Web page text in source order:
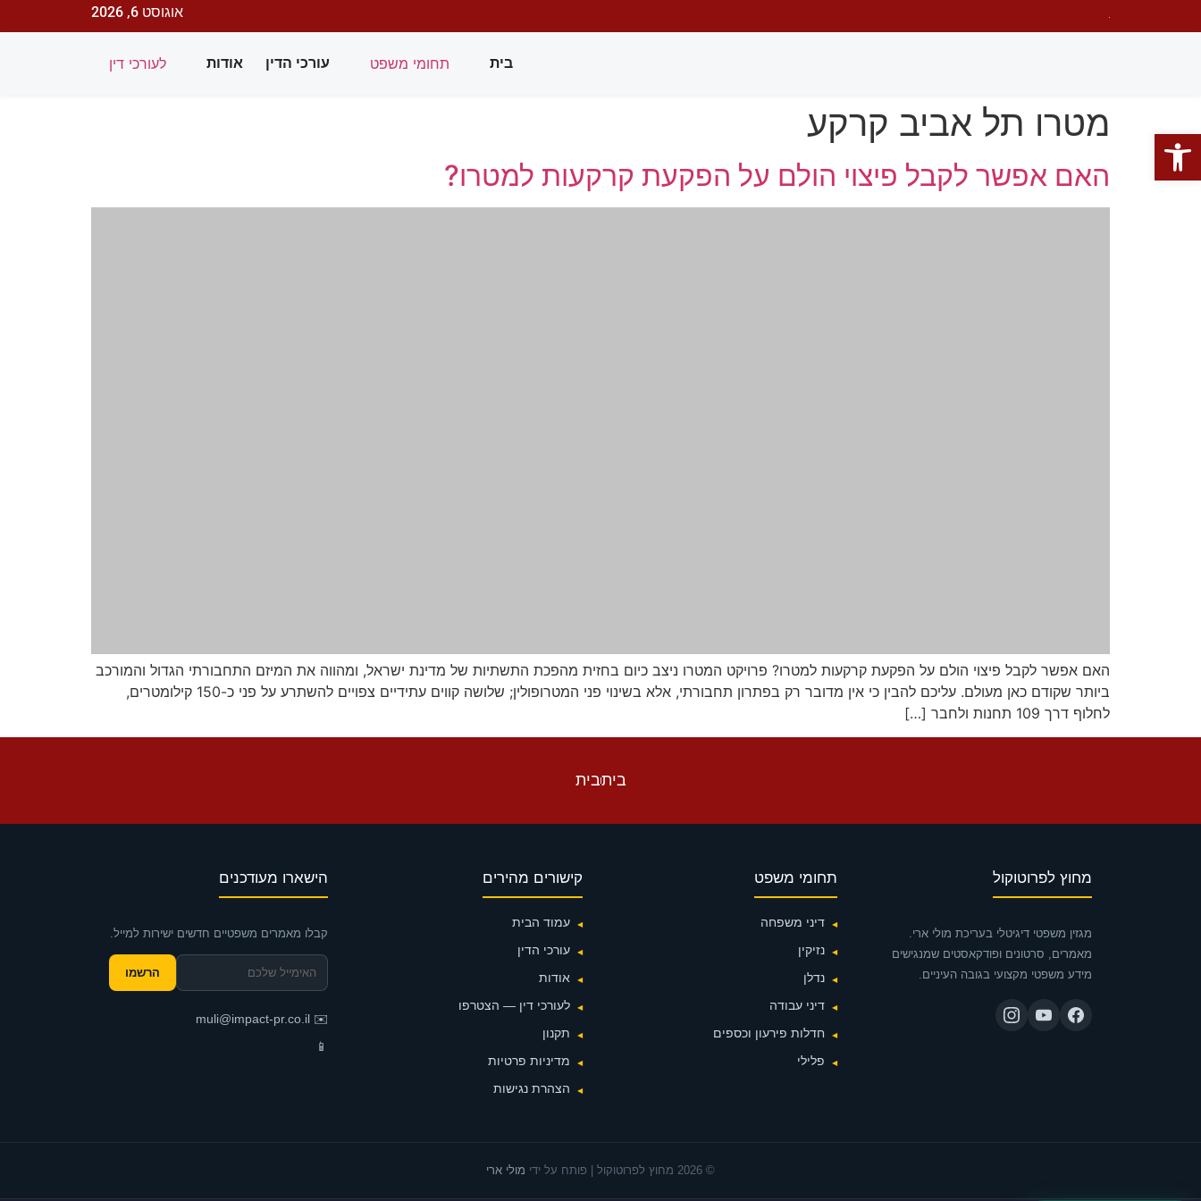
אוגוסט 6, 2026
בית תחומי משפט עורכי הדין אודות לעורכי דין
מטרו תל אביב קרקע
האם אפשר לקבל פיצוי הולם על הפקעת קרקעות למטרו?
האם אפשר לקבל פיצוי הולם על הפקעת קרקעות למטרו? פרויקט המטרו ניצב כיום בחזית מהפכת התשתיות של מדינת ישראל, ומהווה את המיזם התחבורתי הגדול והמורכב
ביותר שקודם כאן מעולם. עליכם להבין כי אין מדובר רק בפתרון תחבורתי, אלא בשינוי פני המטרופולין; שלושה קווים עתידיים צפויים להשתרע על פני כ-150 קילומטרים,
לחלוף דרך 109 תחנות ולחבר […]
ביתבית
מחוץ לפרוטוקול
מגזין משפטי דיגיטלי בעריכת מולי ארי.
מאמרים, סרטונים ופודקאסטים שמנגישים
מידע משפטי מקצועי בגובה העיניים.
תחומי משפט
דיני משפחה
נזיקין
נדלן
דיני עבודה
חדלות פירעון וכספים
פלילי
קישורים מהירים
עמוד הבית
עורכי הדין
אודות
לעורכי דין — הצטרפו
תקנון
מדיניות פרטיות
הצהרת נגישות
הישארו מעודכנים
קבלו מאמרים משפטיים חדשים ישירות למייל.
הרשמו
✉️
muli@impact-pr.co.il
📱
© 2026 מחוץ לפרוטוקול | פותח על ידי מולי ארי
פתח סרגל נגישות